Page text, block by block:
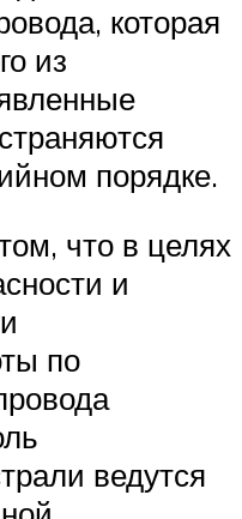
которая
из
порядке.
что в целях
и
по
ведутся